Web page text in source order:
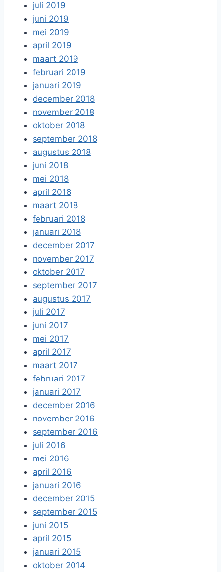
juli 2019
juni 2019
mei 2019
april 2019
maart 2019
februari 2019
januari 2019
december 2018
november 2018
oktober 2018
september 2018
augustus 2018
juni 2018
mei 2018
april 2018
maart 2018
februari 2018
januari 2018
december 2017
november 2017
oktober 2017
september 2017
augustus 2017
juli 2017
juni 2017
mei 2017
april 2017
maart 2017
februari 2017
januari 2017
december 2016
november 2016
september 2016
juli 2016
mei 2016
april 2016
januari 2016
december 2015
september 2015
juni 2015
april 2015
januari 2015
oktober 2014